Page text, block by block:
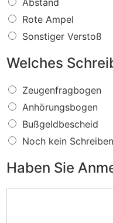
s
f
ü
r
i
V
e
r
s
t
o
ß
w
Abstand
Rote Ampel
Sonstiger Verstoß
Welches
W
e
c
h
e
S
Zeugenfragbogen
Anhörungsbogen
Bußgeldbescheid
Noch kein
Haben Sie